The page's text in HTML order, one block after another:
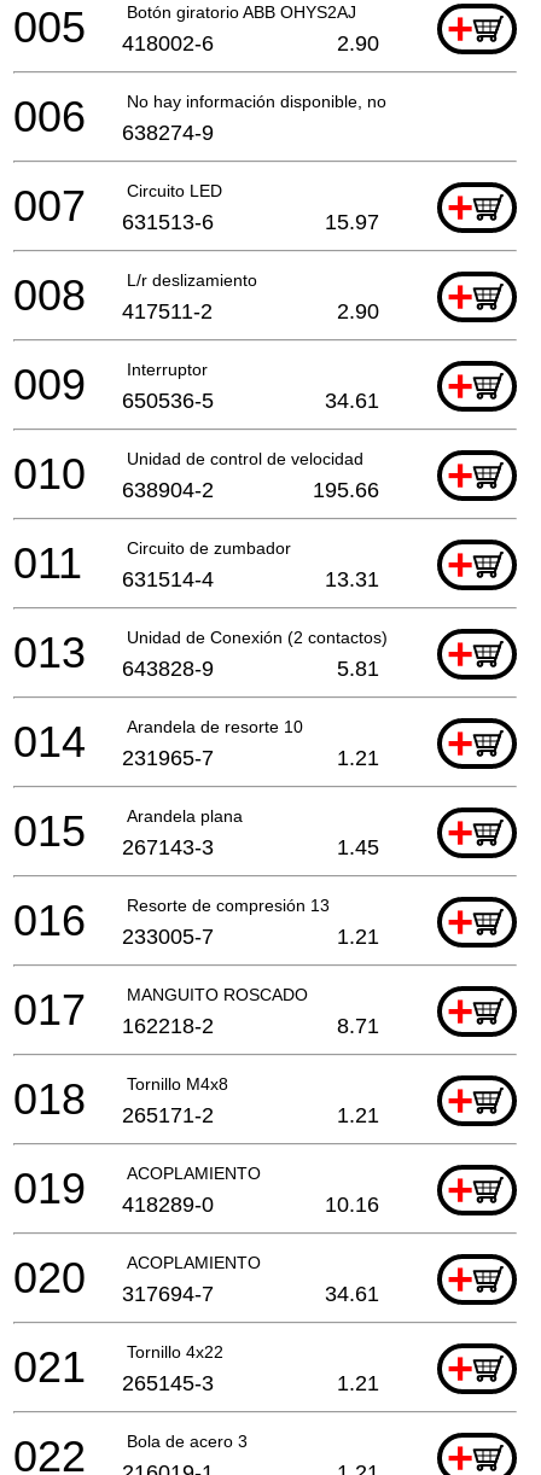
Botón giratorio ABB OHYS2AJ +
005 418002-6 2.90
No hay información disponible, no se puede pedir
006 638274-9
Circuito LED +
007 631513-6 15.97
L/r deslizamiento +
008 417511-2 2.90
Interruptor +
009 650536-5 34.61
Unidad de control de velocidad +
010 638904-2 195.66
Circuito de zumbador +
011 631514-4 13.31
Unidad de Conexión (2 contactos) +
013 643828-9 5.81
Arandela de resorte 10 +
014 231965-7 1.21
Arandela plana +
015 267143-3 1.45
Resorte de compresión 13 +
016 233005-7 1.21
MANGUITO ROSCADO +
017 162218-2 8.71
Tornillo M4x8 +
018 265171-2 1.21
ACOPLAMIENTO +
019 418289-0 10.16
ACOPLAMIENTO +
020 317694-7 34.61
Tornillo 4x22 +
021 265145-3 1.21
Bola de acero 3 +
022